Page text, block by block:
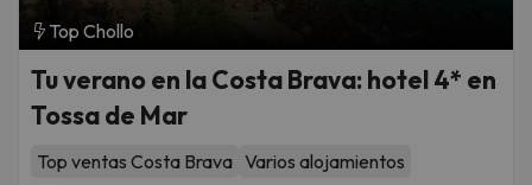
Top Chollo
Tu verano en la Costa Brava: hotel 4* en
Tossa de Mar
Top ventas Costa Brava Varios alojamientos